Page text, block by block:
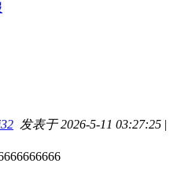
发表于 2026-5-11 03:27:25 |